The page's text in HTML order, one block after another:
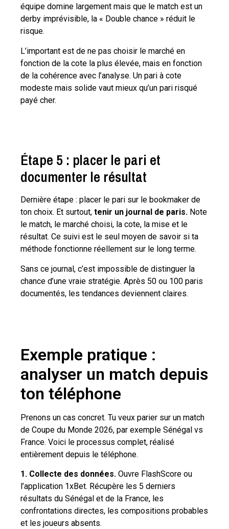
équipe domine largement mais que le match est un
derby imprévisible, la « Double chance » réduit le
risque.
L’important est de ne pas choisir le marché en
fonction de la cote la plus élevée, mais en fonction
de la cohérence avec l’analyse. Un pari à cote
modeste mais solide vaut mieux qu’un pari risqué
payé cher.
Étape 5 : placer le pari et
documenter le résultat
Dernière étape : placer le pari sur le bookmaker de
ton choix. Et surtout, tenir un journal de paris. Note
le match, le marché choisi, la cote, la mise et le
résultat. Ce suivi est le seul moyen de savoir si ta
méthode fonctionne réellement sur le long terme.
Sans ce journal, c’est impossible de distinguer la
chance d’une vraie stratégie. Après 50 ou 100 paris
documentés, les tendances deviennent claires.
Exemple pratique :
analyser un match depuis
ton téléphone
Prenons un cas concret. Tu veux parier sur un match
de Coupe du Monde 2026, par exemple Sénégal vs
France. Voici le processus complet, réalisé
entièrement depuis le téléphone.
1. Collecte des données. Ouvre FlashScore ou
l’application 1xBet. Récupère les 5 derniers
résultats du Sénégal et de la France, les
confrontations directes, les compositions probables
et les joueurs absents.